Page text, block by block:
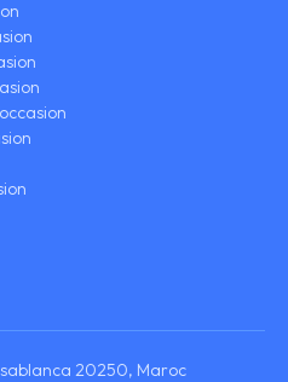
20250, Maroc